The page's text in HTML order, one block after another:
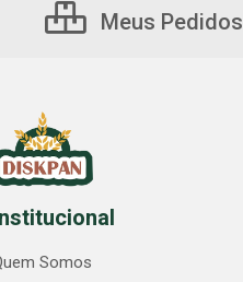
Meus Pedidos
Somos